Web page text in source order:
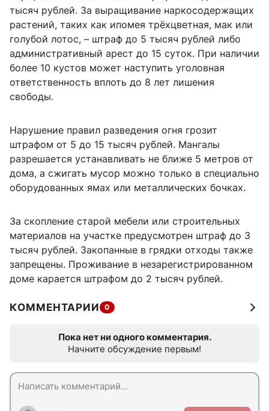
тысяч рублей. За выращивание наркосодержащих
растений, таких как ипомея трёхцветная, мак или
голубой лотос, – штраф до 5 тысяч рублей либо
административный арест до 15 суток. При наличии
более 10 кустов может наступить уголовная
ответственность вплоть до 8 лет лишения
свободы.
Нарушение правил разведения огня грозит
штрафом от 5 до 15 тысяч рублей. Мангалы
разрешается устанавливать не ближе 5 метров от
дома, а сжигать мусор можно только в специально
оборудованных ямах или металлических бочках.
За скопление старой мебели или строительных
материалов на участке предусмотрен штраф до 3
тысяч рублей. Закопанные в грядки отходы также
запрещены. Проживание в незарегистрированном
доме карается штрафом до 2 тысяч рублей.
КОММЕНТАРИИ 0
Пока нет ни одного комментария.
Начните обсуждение первым!